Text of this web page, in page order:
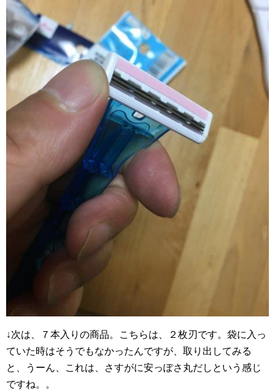
↓次は、７本入りの商品。こちらは、２枚刃です。袋に入っ
ていた時はそうでもなかったんですが、取り出してみる
と、うーん、これは、さすがに安っぽさ丸だしという感じ
ですね。。